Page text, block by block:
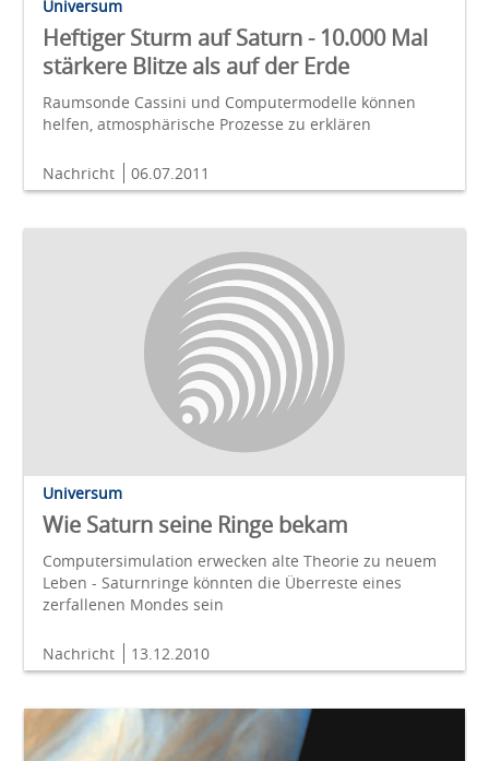
Universum
Heftiger Sturm auf Saturn - 10.000 Mal
stärkere Blitze als auf der Erde
Raumsonde Cassini und Computermodelle können
helfen, atmosphärische Prozesse zu erklären
Nachricht 06.07.2011
Universum
Wie Saturn seine Ringe bekam
Computersimulation erwecken alte Theorie zu neuem
Leben - Saturnringe könnten die Überreste eines
zerfallenen Mondes sein
Nachricht 13.12.2010